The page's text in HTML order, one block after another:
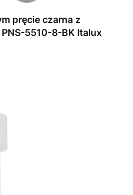
pręcie czarna z
5510-8-BK Italux